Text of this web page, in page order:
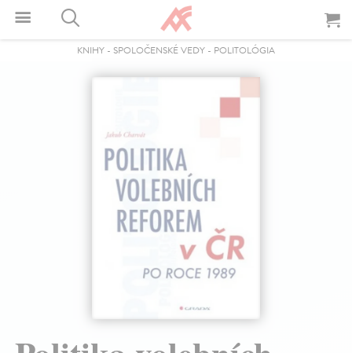
KNIHY - SPOLOČENSKÉ VEDY - POLITOLÓGIA